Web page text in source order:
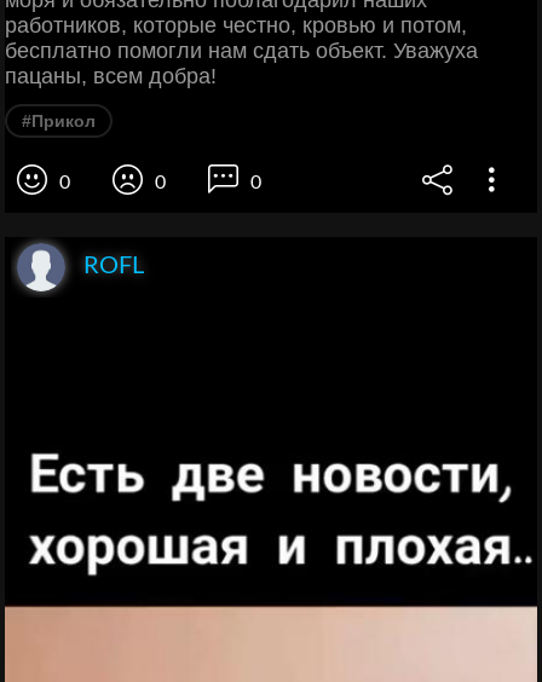
работников, которые честно, кровью и потом,
бесплатно помогли нам сдать объект. Уважуха
пацаны, всем добра!
#Прикол
0 0 0
ROFL